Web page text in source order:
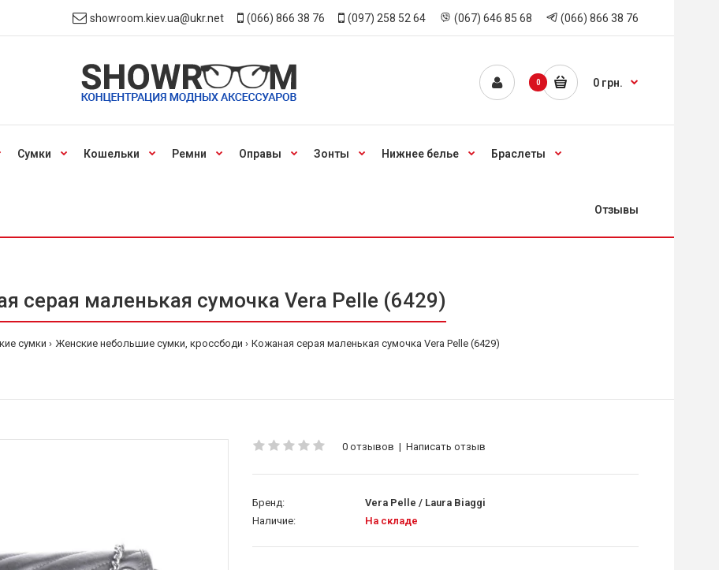
showroom.kiev.ua@ukr.net (066) 866 38 76 (097) 258 52 64 (067) 646 85 68 (066) 866 38 76
0 0 грн.
Сумки Кошельки Ремни Оправы Зонты Нижнее белье Браслеты
Отзывы
серая маленькая сумочка Vera Pelle (6429)
сумки Женские небольшие сумки, кроссбоди Кожаная серая маленькая сумочка Vera Pelle (6429)
0 отзывов | Написать отзыв
Бренд:
Vera Pelle / Laura Biaggi
Наличие:
На складе